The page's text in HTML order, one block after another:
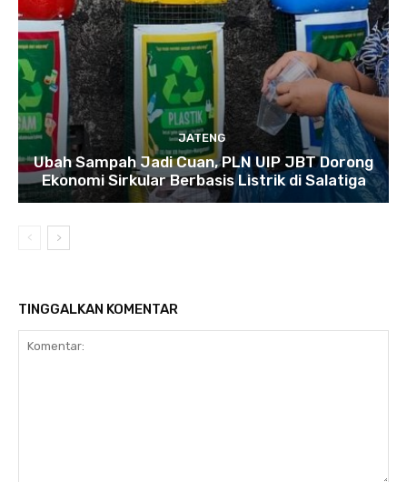
JATENG
Ubah Sampah Jadi Cuan, PLN UIP JBT Dorong
Ekonomi Sirkular Berbasis Listrik di Salatiga
TINGGALKAN KOMENTAR